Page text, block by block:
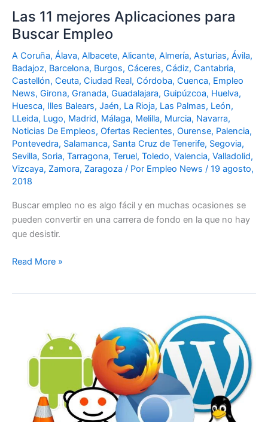
Las 11 mejores Aplicaciones para
Buscar Empleo
A Coruña, Álava, Albacete, Alicante, Almería, Asturias, Ávila,
Badajoz, Barcelona, Burgos, Cáceres, Cádiz, Cantabria,
Castellón, Ceuta, Ciudad Real, Córdoba, Cuenca, Empleo
News, Girona, Granada, Guadalajara, Guipúzcoa, Huelva,
Huesca, Illes Balears, Jaén, La Rioja, Las Palmas, León,
LLeida, Lugo, Madrid, Málaga, Melilla, Murcia, Navarra,
Noticias De Empleos, Ofertas Recientes, Ourense, Palencia,
Pontevedra, Salamanca, Santa Cruz de Tenerife, Segovia,
Sevilla, Soria, Tarragona, Teruel, Toledo, Valencia, Valladolid,
Vizcaya, Zamora, Zaragoza / Por Empleo News / 19 agosto,
2018
Buscar empleo no es algo fácil y en muchas ocasiones se
pueden convertir en una carrera de fondo en la que no hay
que desistir.
Read More »
SOFTWARE